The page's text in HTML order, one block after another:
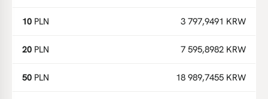
10 PLN 3 797,9491 KRW
20 PLN 7 595,8982 KRW
50 PLN 18 989,7455 KRW